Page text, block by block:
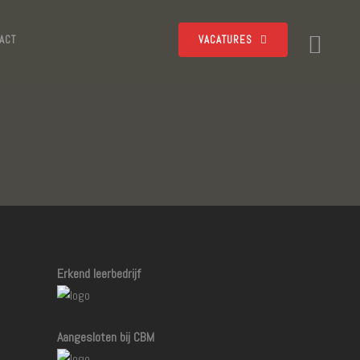
VACATURES
Erkend leerbedrijf
Aangesloten bij CBM